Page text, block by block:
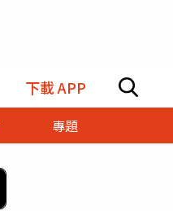
下載 APP
專題